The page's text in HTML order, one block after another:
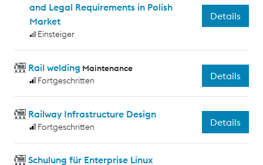
and Legal Requirements in Polish
Market
Einsteiger
Details
Rail welding Maintenance
Fortgeschritten
Details
Railway Infrastructure Design
Fortgeschritten Details
Schulung für Enterprise Linux